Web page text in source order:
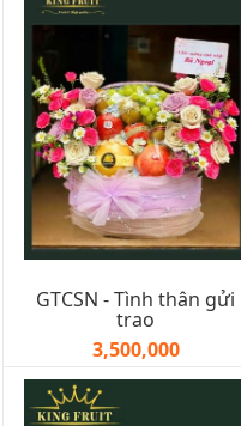
GTCSN - Tình thân gửi
trao
3,500,000